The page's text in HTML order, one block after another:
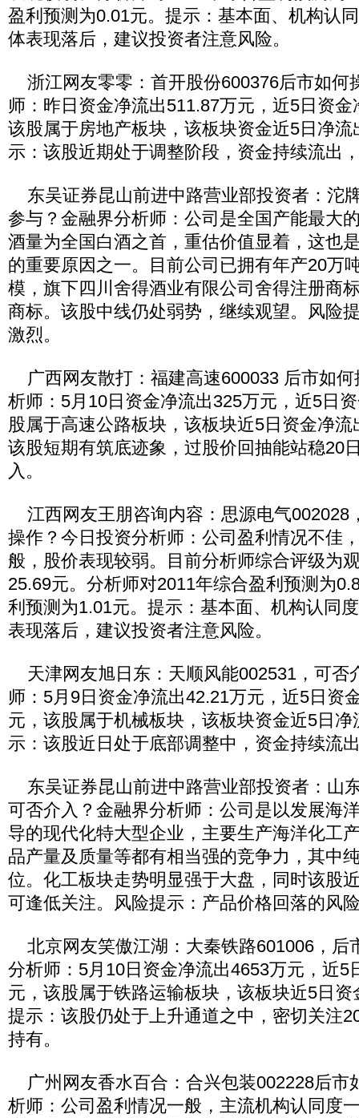
盈利预测为0.01元。提示：基本面、机构认
体表现落后，建议投资者注意风险。
浙江网友零零：首开股份600376后市如何
师：昨日资金净流出511.87万元，近5日资
该股属于房地产板块，该板块资金近5日净流
示：该股近期处于调整阶段，资金持续流出
东吴证券昆山前进中路营业部投资者：沱
参与？金融界分析师：公司是全国产能最大
酒量为全国白酒之首，重估价值显着，这也
的重要原因之一。目前公司已拥有年产20万
模，旗下四川舍得酒业有限公司舍得注册商
商标。该股中线仍处弱势，继续观望。风险
激烈。
广西网友散打：福建高速600033 后市如何
析师：5月10日资金净流出325万元，近5日
股属于高速公路板块，该板块近5日资金净
该股短期有筑底迹象，过股价回抽能站稳20
入。
江西网友王朋咨询内容：思源电气002028
操作？今日投资分析师：公司盈利情况不佳
般，股价表现较弱。目前分析师综合评级为
25.69元。分析师对2011年综合盈利预测为
利预测为1.01元。提示：基本面、机构认同
表现落后，建议投资者注意风险。
天津网友旭日东：天顺风能002531，可否
师：5月9日资金净流出42.21万元，近5日资
元，该股属于机械板块，该板块资金近5日
示：该股近日处于底部调整中，资金持续流
东吴证券昆山前进中路营业部投资者：山
可否介入？金融界分析师：公司是以发展海
导的现代化特大型企业，主要生产海洋化工
品产量及质量等都有相当强的竞争力，其中
位。化工板块走势明显强于大盘，同时该股
可逢低关注。风险提示：产品价格回落的风
北京网友笑傲江湖：大秦铁路601006，后
分析师：5月10日资金净流出4653万元，近5
元，该股属于铁路运输板块，该板块近5日
提示：该股仍处于上升通道之中，密切关注
持有。
广州网友香水百合：合兴包装002228后市
析师：公司盈利情况一般，主流机构认同度